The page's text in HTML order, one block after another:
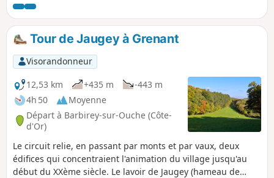
verdoyants. Le sentier part du lavoir de
Jaugey, classé "Monument remarquable",
pour grimper en face au balcon de la Roche
de s'Laye. Il ira ensuite à celui de la Roche
de l'Eau puis à celui du charmant hameau
de la Montagne. Il repasse ensuite sur le
versant de Jaugey pour grimper à son
balcon avant d'atteindre La Table du Druide,
Tour de Jaugey à Grenant
Visorandonneur
12,53 km
+435 m
-443 m
4h 50
Moyenne
Départ à Barbirey-sur-Ouche (Côte-
d'Or)
Le circuit relie, en passant par monts et par vaux, deux
édifices qui concentraient l'animation du village jusqu'au
début du XXème siècle. Le lavoir de Jaugey (hameau de